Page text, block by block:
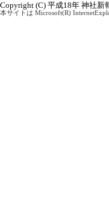
Copyright (C) 平成18年 神社新
本サイトは Microsoft(R)